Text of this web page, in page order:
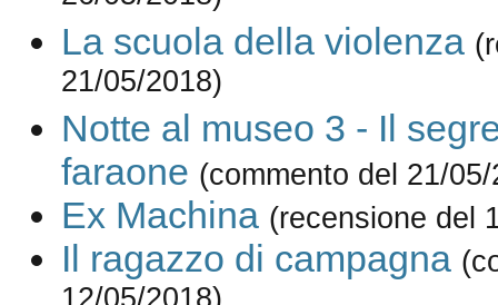
La scuola della violenza
21/05/2018)
Notte al museo 3 - Il
faraone (commento del 21/
Ex Machina (recensione del
Il ragazzo di campagna